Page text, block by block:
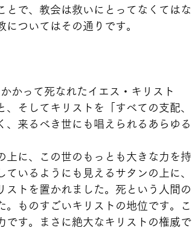
とで、教会は救いにとってなくてはな
ついてはその通りです。
かって死なれたイエス・キリスト
そしてキリストを「すべての支配、
来るべき世にも唱えられるあらゆる
に、この世のもっとも大きな力を持
いるようにも見えるサタンの上に、
ストを置かれました。死という人間の
ものすごいキリストの地位です。こ
です。まさに絶大なキリストの権威で